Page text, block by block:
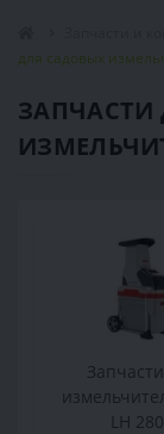
для садовых
ЗАПЧАСТИ
LH